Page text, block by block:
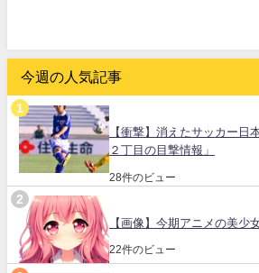
今週の人気記事
【衝撃】消えたサッカー日
２丁目の目撃情報」
28件のビュー
【画像】今期アニメの美少
22件のビュー